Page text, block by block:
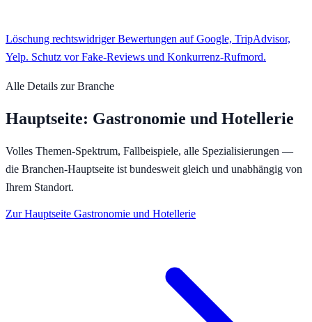
Löschung rechtswidriger Bewertungen auf Google, TripAdvisor,
Yelp. Schutz vor Fake-Reviews und Konkurrenz-Rufmord.
Alle Details zur Branche
Hauptseite: Gastronomie und Hotellerie
Volles Themen-Spektrum, Fallbeispiele, alle Spezialisierungen —
die Branchen-Hauptseite ist bundesweit gleich und unabhängig von
Ihrem Standort.
Zur Hauptseite Gastronomie und Hotellerie